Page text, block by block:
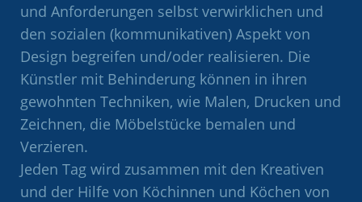
und Anforderungen selbst verwirklichen und
den sozialen (kommunikativen) Aspekt von
Design begreifen und/oder realisieren. Die
Künstler mit Behinderung können in ihren
gewohnten Techniken, wie Malen, Drucken und
Zeichnen, die Möbelstücke bemalen und
Verzieren.
Jeden Tag wird zusammen mit den Kreativen
und der Hilfe von Köchinnen und Köchen von